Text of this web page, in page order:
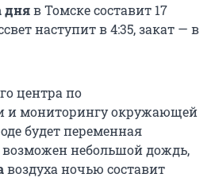
дняв Томске составит 17
наступит в 4:35, закат — в
центра по
и мониторингу окружающей
будет переменная
небольшой дождь,
воздуха ночью составит